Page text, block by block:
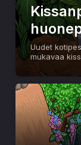
Uudet
mukavaa
jääkarhuille